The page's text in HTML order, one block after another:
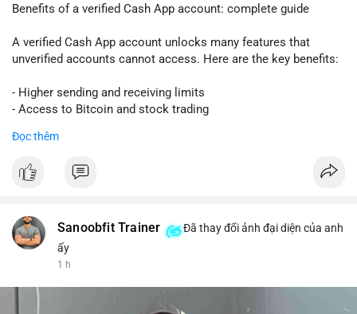
Benefits of a verified Cash App account: complete guide
A verified Cash App account unlocks many features that
unverified accounts cannot access. Here are the key benefits:
- Higher sending and receiving limits
- Access to Bitcoin and stock trading
- Ability to link a bank account or card
To get verified, you need to provide your full name, date of
Verification also helps protect you from fraud and ensures
your funds are safe. If you want to use Cash App for business
Follow this guide to fully enjoy the benefits of a verified Cash
Đọc thêm
Sanoobfit Trainer
Đã thay đổi ảnh đại diện của anh
ấy
1 h